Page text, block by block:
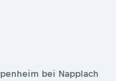
bei Napplach